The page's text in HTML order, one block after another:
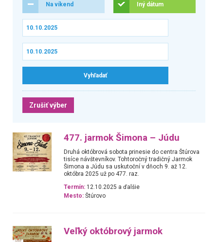
Na víkend Iný dátum
Zrušiť výber
477. jarmok Šimona – Júdu
Druhá októbrová sobota prinesie do centra Štúrova
tisíce návštevníkov. Tohtoročný tradičný Jarmok
Šimona a Júdu sa uskutoční v dňoch 9. až 12.
októbra 2025 už po 477. raz.
Termín: 12.10.2025 a ďalšie
Mesto: Štúrovo
Veľký októbrový jarmok